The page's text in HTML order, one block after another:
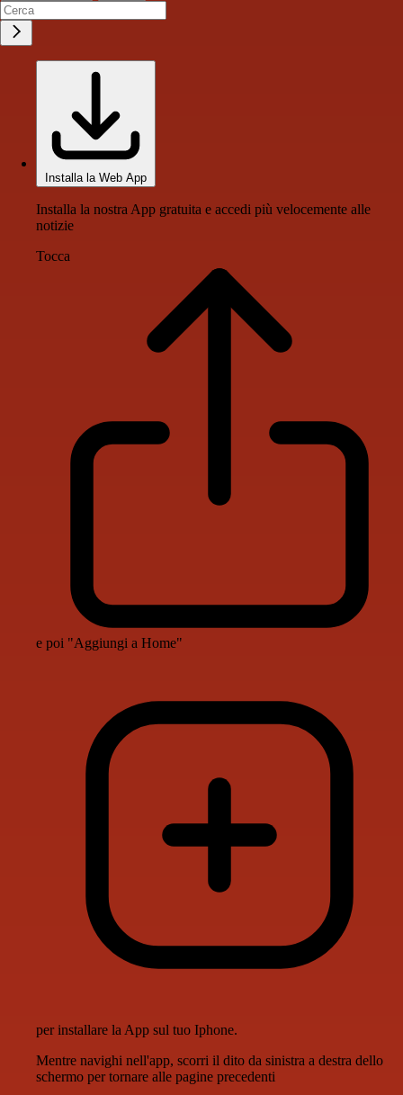
Installa la Web App
Installa la nostra App gratuita e accedi più velocemente alle
notizie
Tocca
e poi "Aggiungi a Home"
per installare la App sul tuo Iphone.
Mentre navighi nell'app, scorri il dito da sinistra a destra dello
schermo per tornare alle pagine precedenti